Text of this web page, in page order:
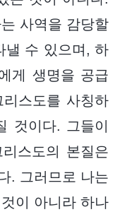
사역을 감당할
낼 수 있으며, 하
게 생명을 공급
스도를 사칭하
것이다. 그들이
스도의 본질은
. 그러므로 나는
이 아니라 하나